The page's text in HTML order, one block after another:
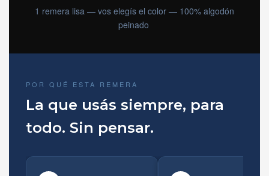
1 remera lisa — vos elegís el color — 100% algodón
peinado
POR QUÉ ESTA REMERA
La que usás siempre, para
todo. Sin pensar.